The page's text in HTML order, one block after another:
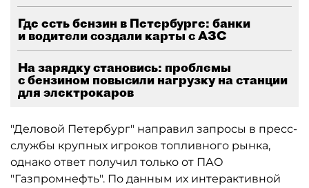
Где есть бензин в Петербурге: банки
и водители создали карты с АЗС
На зарядку становись: проблемы
с бензином повысили нагрузку на станции
для электрокаров
"Деловой Петербург" направил запросы в пресс-
службы крупных игроков топливного рынка,
однако ответ получил только от ПАО
"Газпромнефть". По данным их интерактивной